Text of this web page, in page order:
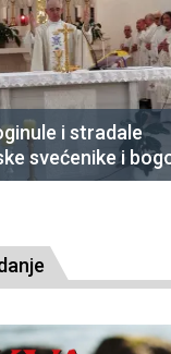
i stradale
svećenike i